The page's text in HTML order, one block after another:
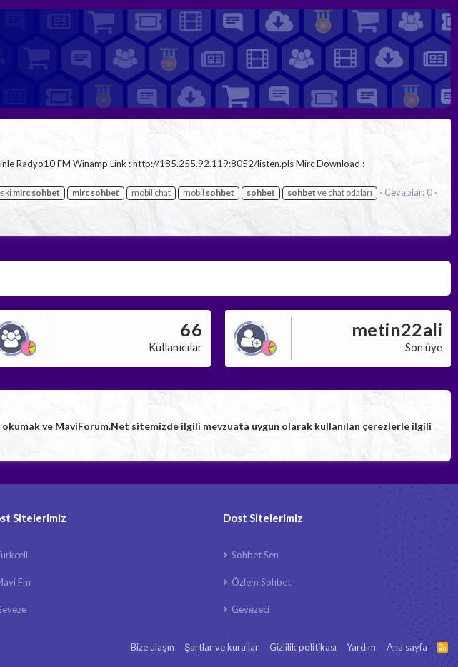
Radyo10 FM Winamp Link : http://185.255.92.119:8052/listen.pls Mirc Download :
mirc sohbet mirc sohbet mobil chat mobil sohbet sohbet sohbet ve chat odaları
Cevaplar: 0
66
Kullanıcılar
metin22ali
Son üye
okumak ve MaviForum.Net sitemizde ilgili mevzuata uygun olarak kullanılan çerezlerle ilgili
Sitelerimiz
Fm
Dost Sitelerimiz
Sohbet Sen
Özlem Sohbet
Gevezeci
Bize ulaşın Şartlar ve kurallar Gizlilik politikası Yardım Ana sayfa
R